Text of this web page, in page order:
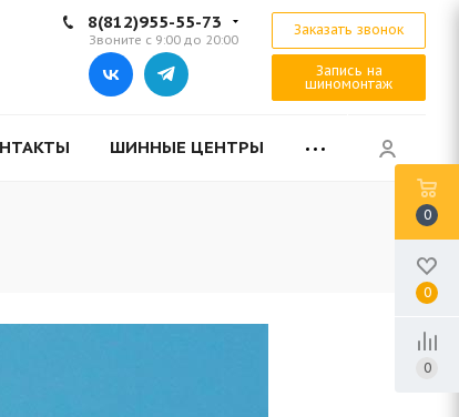
8(812)955-55-73
Звоните с 9:00 до 20:00
Заказать звонок
Запись на
шиномонтаж
ШИННЫЕ ЦЕНТРЫ
0
0
0